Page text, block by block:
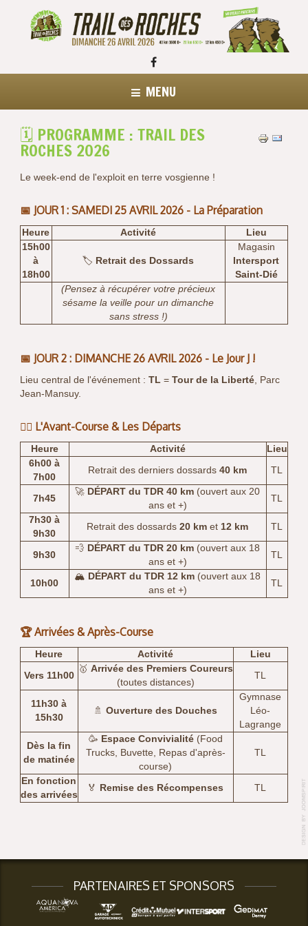
MENU
🗓️ PROGRAMME : TRAIL DES
ROCHES 2026
Le week-end de l'exploit en terre vosgienne !
📅 JOUR 1 : SAMEDI 25 AVRIL 2026 - La Préparation
Heure Activité
Lieu
15h00
à
18h00
🏷️ Retrait des Dossards
Magasin
Intersport
Saint-Dié
(Pensez à récupérer votre précieux
sésame la veille pour un dimanche
sans stress !)
📅 JOUR 2 : DIMANCHE 26 AVRIL 2026 - Le Jour J !
Lieu central de l'événement : TL= Tour de la Liberté, Parc
Jean-Mansuy.
🏃‍♂️ L'Avant-Course & Les Départs
Heure Activité
Lieu
6h00 à
7h00
Retrait des derniers dossards40 km TL
7h45
🚀 DÉPART du TDR 40 km (ouvert aux 20
ans et +)
TL
7h30 à
9h30
Retrait des dossards20 km et12 km TL
9h30
💨 DÉPART du TDR 20 km (ouvert aux 18
ans et +)
TL
10h00
🏔️ DÉPART du TDR 12 km (ouvert aux 18
ans et +)
TL
🏆 Arrivées & Après-Course
Heure Activité Lieu
Vers 11h00
🥇 Arrivée des Premiers Coureurs
(toutes distances)
TL
11h30 à
15h30
🚿Ouverture des Douches
Gymnase
Léo-
Lagrange
Dès la fin
de matinée
🥳 Espace Convivialité(Food
Trucks, Buvette, Repas d'après-
course)
TL
En fonction
des arrivées
🏅 Remise des Récompenses TL
PARTENAIRES ET SPONSORS